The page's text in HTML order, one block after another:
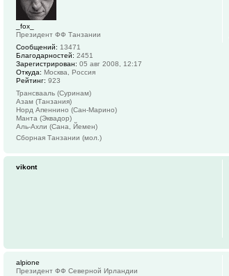
_fox_
Президент ФФ Танзании
Сообщений: 13471
Благодарностей: 2451
Зарегистрирован: 05 авг 2008, 12:17
Откуда: Москва, Россия
Рейтинг: 923
Трансвааль (Суринам)
Азам (Танзания)
Норд Апеннино (Сан-Марино)
Манта (Эквадор)
Аль-Ахли (Сана, Йемен)
Сборная Танзании (мол.)
vikont
alpione
Президент ФФ Северной Ирландии